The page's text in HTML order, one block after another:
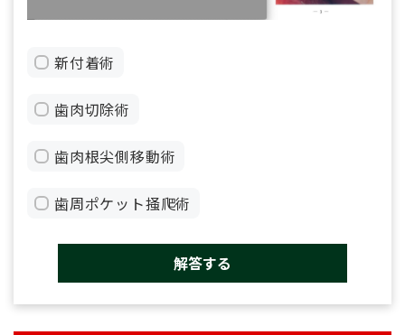
新付着術
歯肉切除術
歯肉根尖側移動術
歯周ポケット掻爬術
解答する